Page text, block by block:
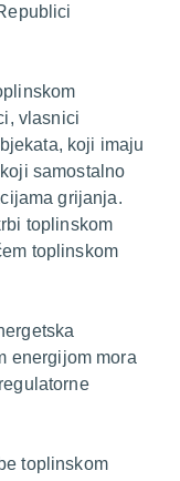
vlasnici
koji imaju
samostalno
grijanja.
toplinskom
toplinskom
energijom mora
toplinskom